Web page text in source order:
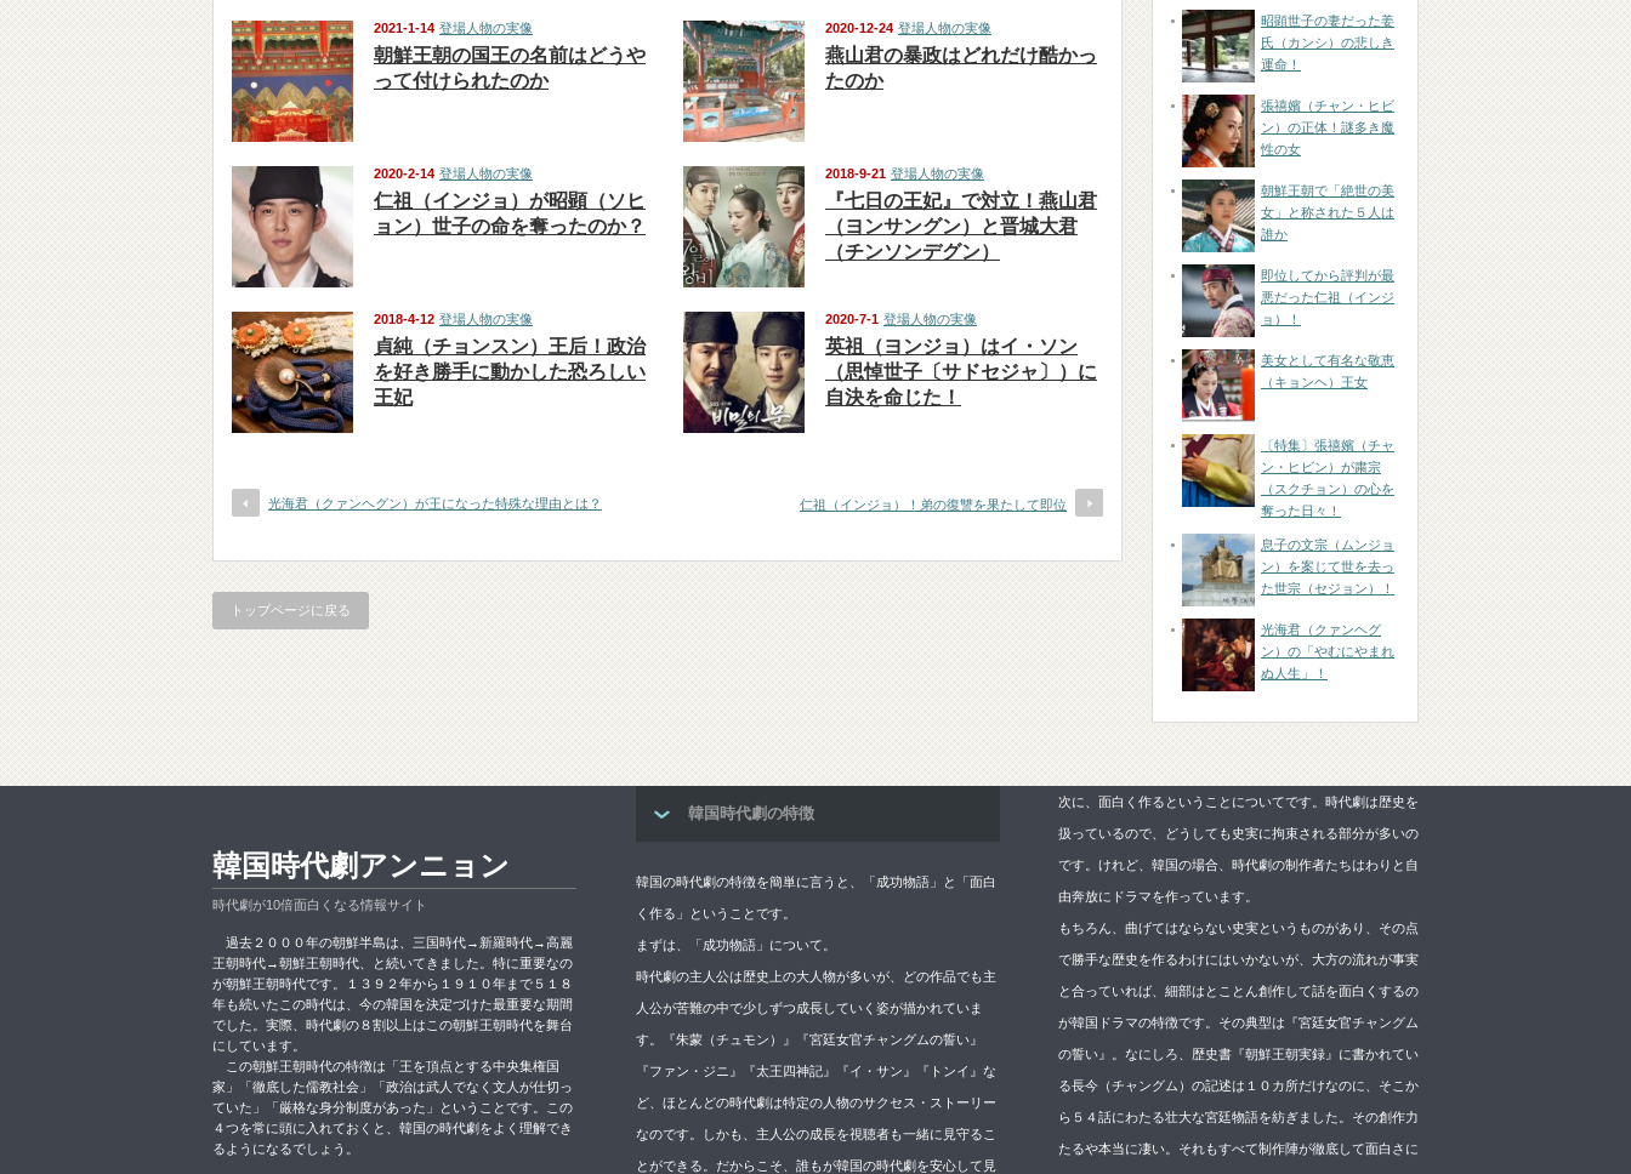
2021-1-14 登場人物の実像
朝鮮王朝の国王の名前はどうや
って付けられたのか
2020-12-24 登場人物の実像
燕山君の暴政はどれだけ酷かっ
たのか
2020-2-14 登場人物の実像
仁祖（インジョ）が昭顕（ソヒ
ョン）世子の命を奪ったのか？
2018-9-21 登場人物の実像
『七日の王妃』で対立！燕山君
（ヨンサングン）と晋城大君
（チンソンデグン）
2018-4-12 登場人物の実像
貞純（チョンスン）王后！政治
を好き勝手に動かした恐ろしい
王妃
2020-7-1 登場人物の実像
英祖（ヨンジョ）はイ・ソン
（思悼世子〔サドセジャ〕）に
自決を命じた！
光海君（クァンヘグン）が王になった特殊な理由とは？ 仁祖（インジョ）！弟の復讐を果たして即位
トップページに戻る
昭顕世子の妻だった姜
氏（カンシ）の悲しき
運命！
張禧嬪（チャン・ヒビ
ン）の正体！謎多き魔
性の女
朝鮮王朝で「絶世の美
女」と称された５人は
誰か
即位してから評判が最
悪だった仁祖（インジ
ョ）！
美女として有名な敬恵
（キョンヘ）王女
〔特集〕張禧嬪（チャ
ン・ヒビン）が粛宗
（スクチョン）の心を
奪った日々！
息子の文宗（ムンジョ
ン）を案じて世を去っ
た世宗（セジョン）！
光海君（クァンヘグ
ン）の「やむにやまれ
ぬ人生」！
韓国時代劇の特徴
韓国の時代劇の特徴を簡単に言うと、「成功物語」と「面白
く作る」ということです。
まずは、「成功物語」について。
時代劇の主人公は歴史上の大人物が多いが、どの作品でも主
人公が苦難の中で少しずつ成長していく姿が描かれていま
す。『朱蒙（チュモン）』『宮廷女官チャングムの誓い』
『ファン・ジニ』『太王四神記』『イ・サン』『トンイ』な
ど、ほとんどの時代劇は特定の人物のサクセス・ストーリー
なのです。しかも、主人公の成長を視聴者も一緒に見守るこ
とができる。だからこそ、誰もが韓国の時代劇を安心して見
次に、面白く作るということについてです。時代劇は歴史を
扱っているので、どうしても史実に拘束される部分が多いの
です。けれど、韓国の場合、時代劇の制作者たちはわりと自
由奔放にドラマを作っています。
もちろん、曲げてはならない史実というものがあり、その点
で勝手な歴史を作るわけにはいかないが、大方の流れが事実
と合っていれば、細部はとことん創作して話を面白くするの
が韓国ドラマの特徴です。その典型は『宮廷女官チャングム
の誓い』。なにしろ、歴史書『朝鮮王朝実録』に書かれてい
る長今（チャングム）の記述は１０カ所だけなのに、そこか
ら５４話にわたる壮大な宮廷物語を紡ぎました。その創作力
たるや本当に凄い。それもすべて制作陣が徹底して面白さに
韓国時代劇アンニョン
時代劇が10倍面白くなる情報サイト
過去２０００年の朝鮮半島は、三国時代→新羅時代→高麗
王朝時代→朝鮮王朝時代、と続いてきました。特に重要なの
が朝鮮王朝時代です。１３９２年から１９１０年まで５１８
年も続いたこの時代は、今の韓国を決定づけた最重要な期間
でした。実際、時代劇の８割以上はこの朝鮮王朝時代を舞台
にしています。
この朝鮮王朝時代の特徴は「王を頂点とする中央集権国
家」「徹底した儒教社会」「政治は武人でなく文人が仕切っ
ていた」「厳格な身分制度があった」ということです。この
４つを常に頭に入れておくと、韓国の時代劇をよく理解でき
るようになるでしょう。